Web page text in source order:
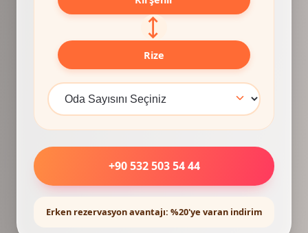
⟷
Rize
+90 532 503 54 44
Erken rezervasyon avantajı: %20'ye varan indirim